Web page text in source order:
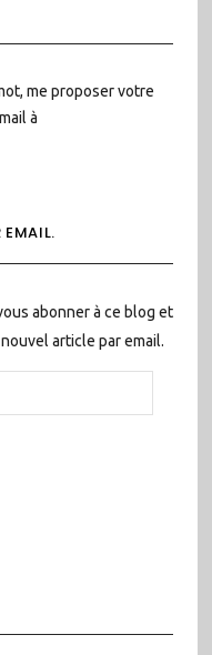
me proposer votre
à
abonner à ce blog et
article par email.